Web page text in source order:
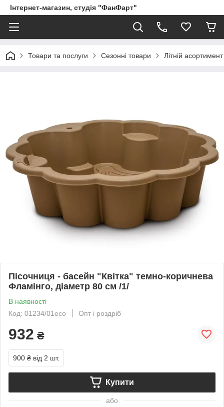
Інтернет-магазин, студія "ФанФарт"
Товари та послуги Сезонні товари Літній асортимент
Пісочниця - басейн "Квітка" темно-коричнева
Фламінго, діаметр 80 см /1/
В наявності
Код: 01234/01eco
Опт і роздріб
932 ₴
900 ₴ від 2 шт.
Купити
або